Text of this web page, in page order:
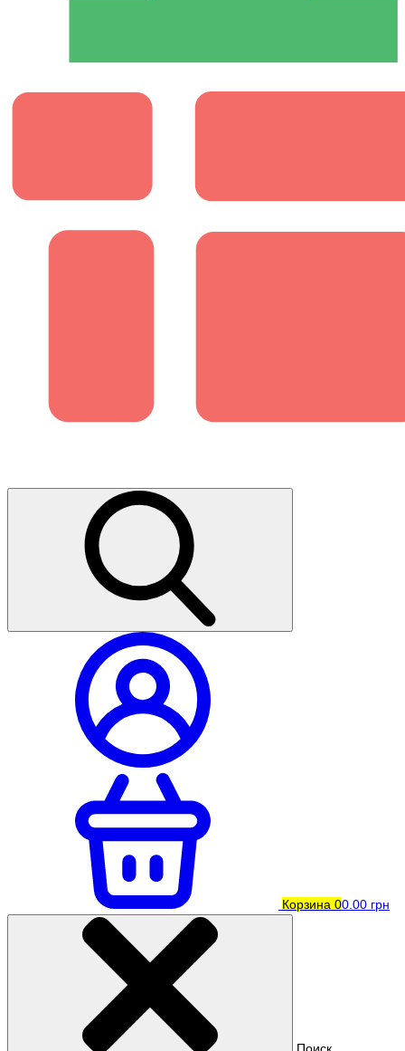
Корзина 00.00 грн